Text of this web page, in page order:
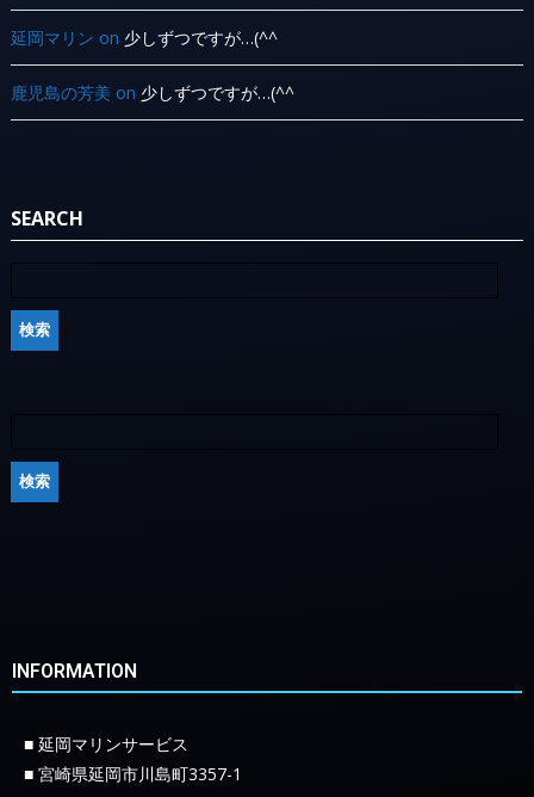
延岡マリン on 少しずつですが…(^^ ゞ
鹿児島の芳美 on 少しずつですが…(^^ ゞ
SEARCH
INFORMATION
■ 延岡マリンサービス
■ 宮崎県延岡市川島町3357-1